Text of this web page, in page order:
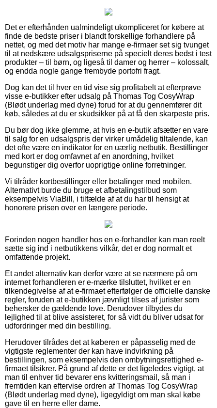
Det er efterhånden ualmindeligt ukompliceret for købere at
finde de bedste priser i blandt forskellige forhandlere på
nettet, og med det motiv har mange e-firmaer set sig tvunget
til at nedskære udsalgspriserne på specielt deres bedst i test
produkter – til børn, og ligeså til damer og herrer – kolossalt,
og endda nogle gange frembyde portofri fragt.
Dog kan det til hver en tid vise sig profitabelt at efterprøve
visse e-butikker efter udsalg på Thomas Tog CosyWrap
(Blødt underlag med dyne) forud for at du gennemfører dit
køb, således at du er skudsikker på at få den skarpeste pris.
Du bør dog ikke glemme, at hvis en e-butik afsætter en vare
til salg for en udsalgspris der virker umådelig tiltalende, kan
det ofte være en indikator for en uærlig netbutik. Bestillinger
med kort er dog omfavnet af en anordning, hvilket
begunstiger dig overfor uoprigtige online forretninger.
Vi tilråder kortbestillinger eller betalinger med mobilen.
Alternativt burde du bruge et afbetalingstilbud som
eksempelvis ViaBill, i tilfælde af at du har til hensigt at
honorere prisen over en længere periode.
Forinden nogen handler hos en e-forhandler kan man reelt
sætte sig ind i netbutikkens vilkår, det er dog normalt et
omfattende projekt.
Et andet alternativ kan derfor være at se nærmere på om
internet forhandleren er e-mærke tilsluttet, hvilket er en
tilkendegivelse af at e-firmaet efterfølger de officielle danske
regler, foruden at e-butikken jævnligt tilses af jurister som
behersker de gældende love. Derudover tilbydes du
lejlighed til at blive assisteret, for så vidt du bliver udsat for
udfordringer med din bestilling.
Herudover tilrådes det at køberen er påpasselig med de
vigtigste reglementer der kan have indvirkning på
bestillingen, som eksempelvis den ombytningsrettighed e-
firmaet tilsikrer. På grund af dette er det ligeledes vigtigt, at
man til enhver tid bevarer ens kvitteringsmail, så man i
fremtiden kan eftervise ordren af Thomas Tog CosyWrap
(Blødt underlag med dyne), ligegyldigt om man skal købe
gave til en herre eller dame.